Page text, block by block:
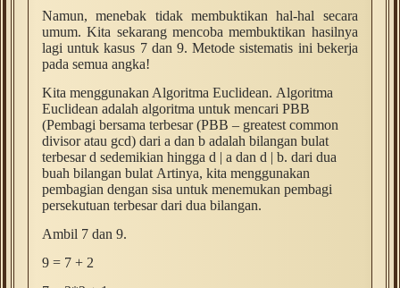
Namun, menebak tidak membuktikan hal-hal secara
umum. Kita sekarang mencoba membuktikan hasilnya
lagi untuk kasus 7 dan 9. Metode sistematis ini bekerja
pada semua angka!
Kita menggunakan Algoritma Euclidean. Algoritma
Euclidean adalah algoritma untuk mencari PBB
(Pembagi bersama terbesar (PBB – greatest common
divisor atau gcd) dari a dan b adalah bilangan bulat
terbesar d sedemikian hingga d | a dan d | b. dari dua
buah bilangan bulat Artinya, kita menggunakan
pembagian dengan sisa untuk menemukan pembagi
persekutuan terbesar dari dua bilangan.
Ambil 7 dan 9.
9 = 7 + 2